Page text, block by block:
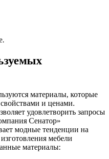
материалы, которые
и ценами.
удовлетворить запросы
Сенатор»
модные тенденции на
мебели
материалы: